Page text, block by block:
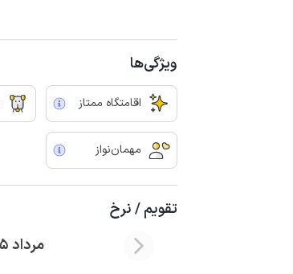
ویژگی‌ها
اقامتگاه ممتاز
مهمان‌نواز
تقویم / نرخ
مرداد 1405